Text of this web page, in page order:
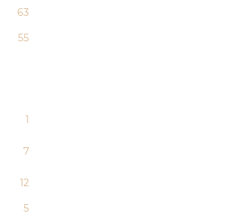
63
55
1
7
12
5